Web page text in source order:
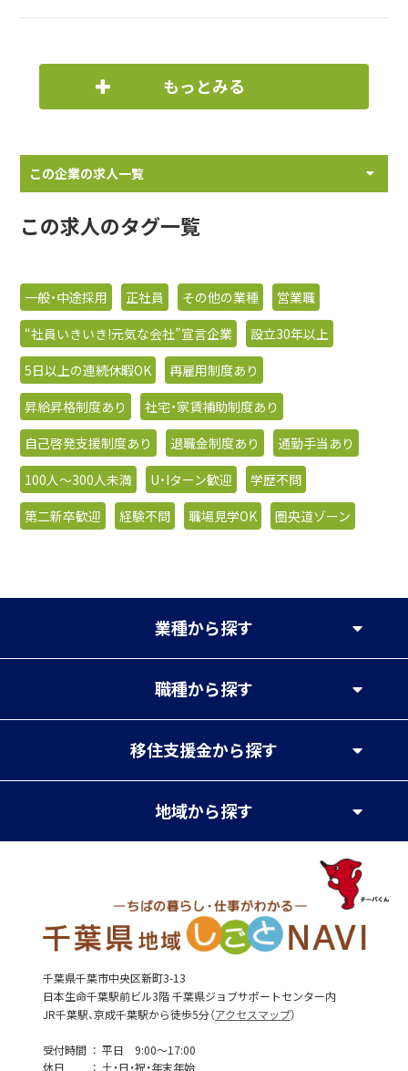
もっとみる
この企業の求人一覧
この求人のタグ一覧
一般・中途採用 正社員 その他の業種
営業職
“社員いきいき!元気な会社”宣言企業
設立30年以上
5日以上の連続休暇OK
再雇用制度あり
昇給昇格制度あり
社宅・家賃補助制度あり
自己啓発支援制度あり
退職金制度あり
通勤手当あり
100人〜300人未満
U・Iターン歓迎
学歴不問
第二新卒歓迎
経験不問 職場見学OK 圏央道ゾーン
業種から探す
職種から探す
移住支援金から探す
地域から探す
千葉県千葉市中央区新町3-13
日本生命千葉駅前ビル3階 千葉県ジョブサポートセンター内
JR千葉駅、京成千葉駅から徒歩5分（アクセスマップ）
受付時間
平日 9:00～17:00
休日
土・日・祝・年末年始